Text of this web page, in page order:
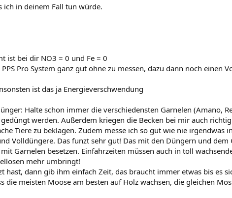
der dafür geiignet ist und garnelentauglich ist?
Reflektoren aufjedenfall, oder?
ich in deinem Fall tun würde.
ist bei dir NO3 = 0 und Fe = 0
Pro System ganz gut ohne zu messen, dazu dann noch einen
ist das ja Energieverschwendung
Halte schon immer die verschiedensten Garnelen (Amano,
werden. Außerdem kriegen die Becken bei mir auch
Tiere zu beklagen. Zudem messe ich so gut wie nie
Volldüngere. Das funzt sehr gut! Das mit den Düngern und
Garnelen besetzen. Einfahrzeiten müssen auch in toll
mehr umbringt!
hast, dann gib ihm einfach Zeit, das braucht immer etwas bis es
die meisten Moose am besten auf Holz wachsen, die gleichen